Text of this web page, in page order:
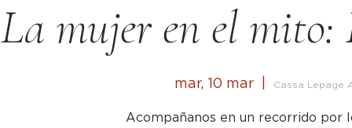
La mujer en el mito:
mar, 10 mar Cassa Lepage
Acompañanos en un recorrido por